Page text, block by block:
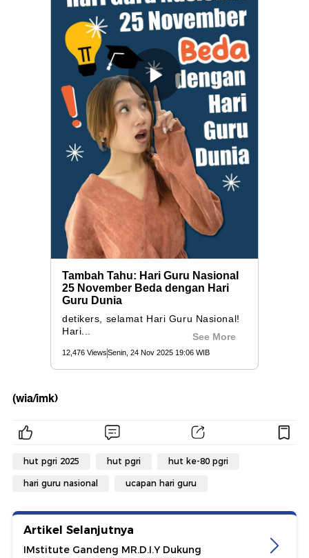
(wia/imk)
hut pgri 2025 hut pgri hut ke-80 pgri
hari guru nasional ucapan hari guru
Artikel Selanjutnya
IMstitute Gandeng MR.D.I.Y Dukung